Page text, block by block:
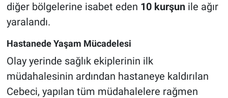
diğer bölgelerine isabet eden 10 kurşunile ağır
yaralandı.
Hastanede Yaşam Mücadelesi
Olay yerinde sağlık ekiplerinin ilk
müdahalesinin ardından hastaneye kaldırılan
Cebeci, yapılan tüm müdahalelere rağmen